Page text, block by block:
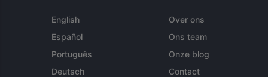
English
Español
Português
Deutsch
Over ons
Ons team
Onze blog
Contact